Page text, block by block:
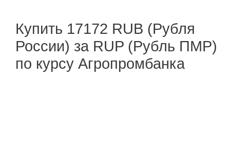
Купить 17172 RUB (Рубля
России) за RUP (Рубль ПМР)
по курсу Агропромбанка